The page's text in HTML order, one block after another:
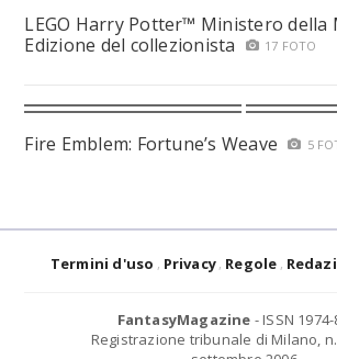
LEGO Harry Potter™ Ministero della
Edizione del collezionista
17 FOTO
Fire Emblem: Fortune’s Weave 5
Termini d'uso Privacy Regole
FantasyMagazine - ISSN
Registrazione tribunale di Milano,